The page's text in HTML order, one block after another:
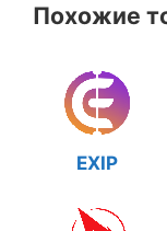
Похожие
EXIP